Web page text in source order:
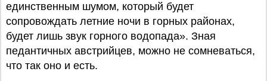
единственным шумом, который будет
сопровождать летние ночи в горных районах,
будет лишь звук горного водопада». Зная
педантичных австрийцев, можно не сомневаться,
что так оно и есть.